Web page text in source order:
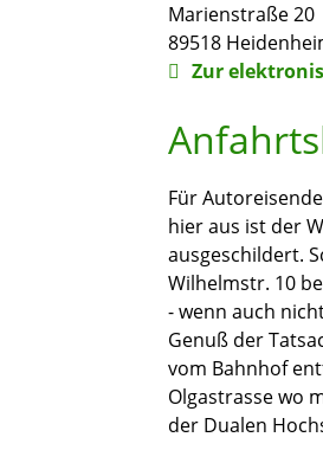
Marienstraße 20
89518
Zur
Für
hier aus ist der
ausgeschildert.
Wilhelmstr. 10
- wenn auch
Genuß der
vom Bahnhof
Olgastrasse wo
der Dualen